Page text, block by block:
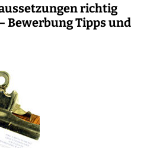
richtig
Bewerbung Tipps und